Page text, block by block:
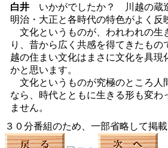
白井いかがでしたか？ 川越の蔵造
明治・大正と各時代の特色がよく反
文化というものが、われわれの生
り、昔から広く共感を得てきたもの
越の住まい文化はまさに文化を具現
かと思います。
文化というものが究極のところ人
なら、時代とともに生きる形も変わ
ません。
３０分番組のため、一部省略して掲載